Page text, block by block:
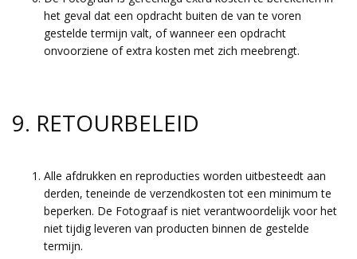
het geval dat een opdracht buiten de van te voren
gestelde termijn valt, of wanneer een opdracht
onvoorziene of extra kosten met zich meebrengt.
9. RETOURBELEID
Alle afdrukken en reproducties worden uitbesteedt aan
derden, teneinde de verzendkosten tot een minimum te
beperken. De Fotograaf is niet verantwoordelijk voor het
niet tijdig leveren van producten binnen de gestelde
termijn.